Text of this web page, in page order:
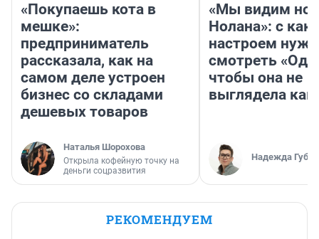
«Покупаешь кота в
мешке»:
предприниматель
рассказала, как на
самом деле устроен
бизнес со складами
дешевых товаров
Наталья Шорохова
Открыла кофейную точку на
деньги соцразвития
«Мы видим
Нолана»: с
настроем
смотреть
чтобы она не
выглядела как
Надежда
РЕКОМЕНДУЕМ